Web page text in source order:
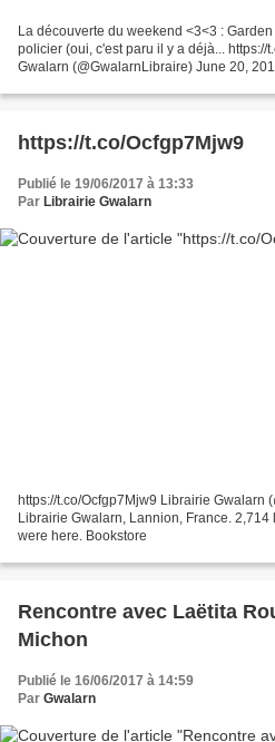
La découverte du weekend <3<3 :
policier (oui, c'est paru il y a déjà... https://
Gwalarn (@GwalarnLibraire) June 20,
https://t.co/Ocfgp7Mjw9
Publié le 19/06/2017 à 13:33
Par Librairie Gwalarn
https://t.co/Ocfgp7Mjw9 Librairie Gwalarn
Librairie Gwalarn, Lannion, France. 2,714
were here. Bookstore
Rencontre avec Laëtita
Michon
Publié le 16/06/2017 à 14:59
Par Gwalarn